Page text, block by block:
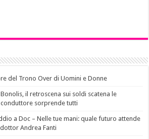
del Trono Over di Uomini e Donne
il retroscena sui soldi scatena le
sorprende tutti
a Doc – Nelle tue mani: quale futuro attende
Andrea Fanti